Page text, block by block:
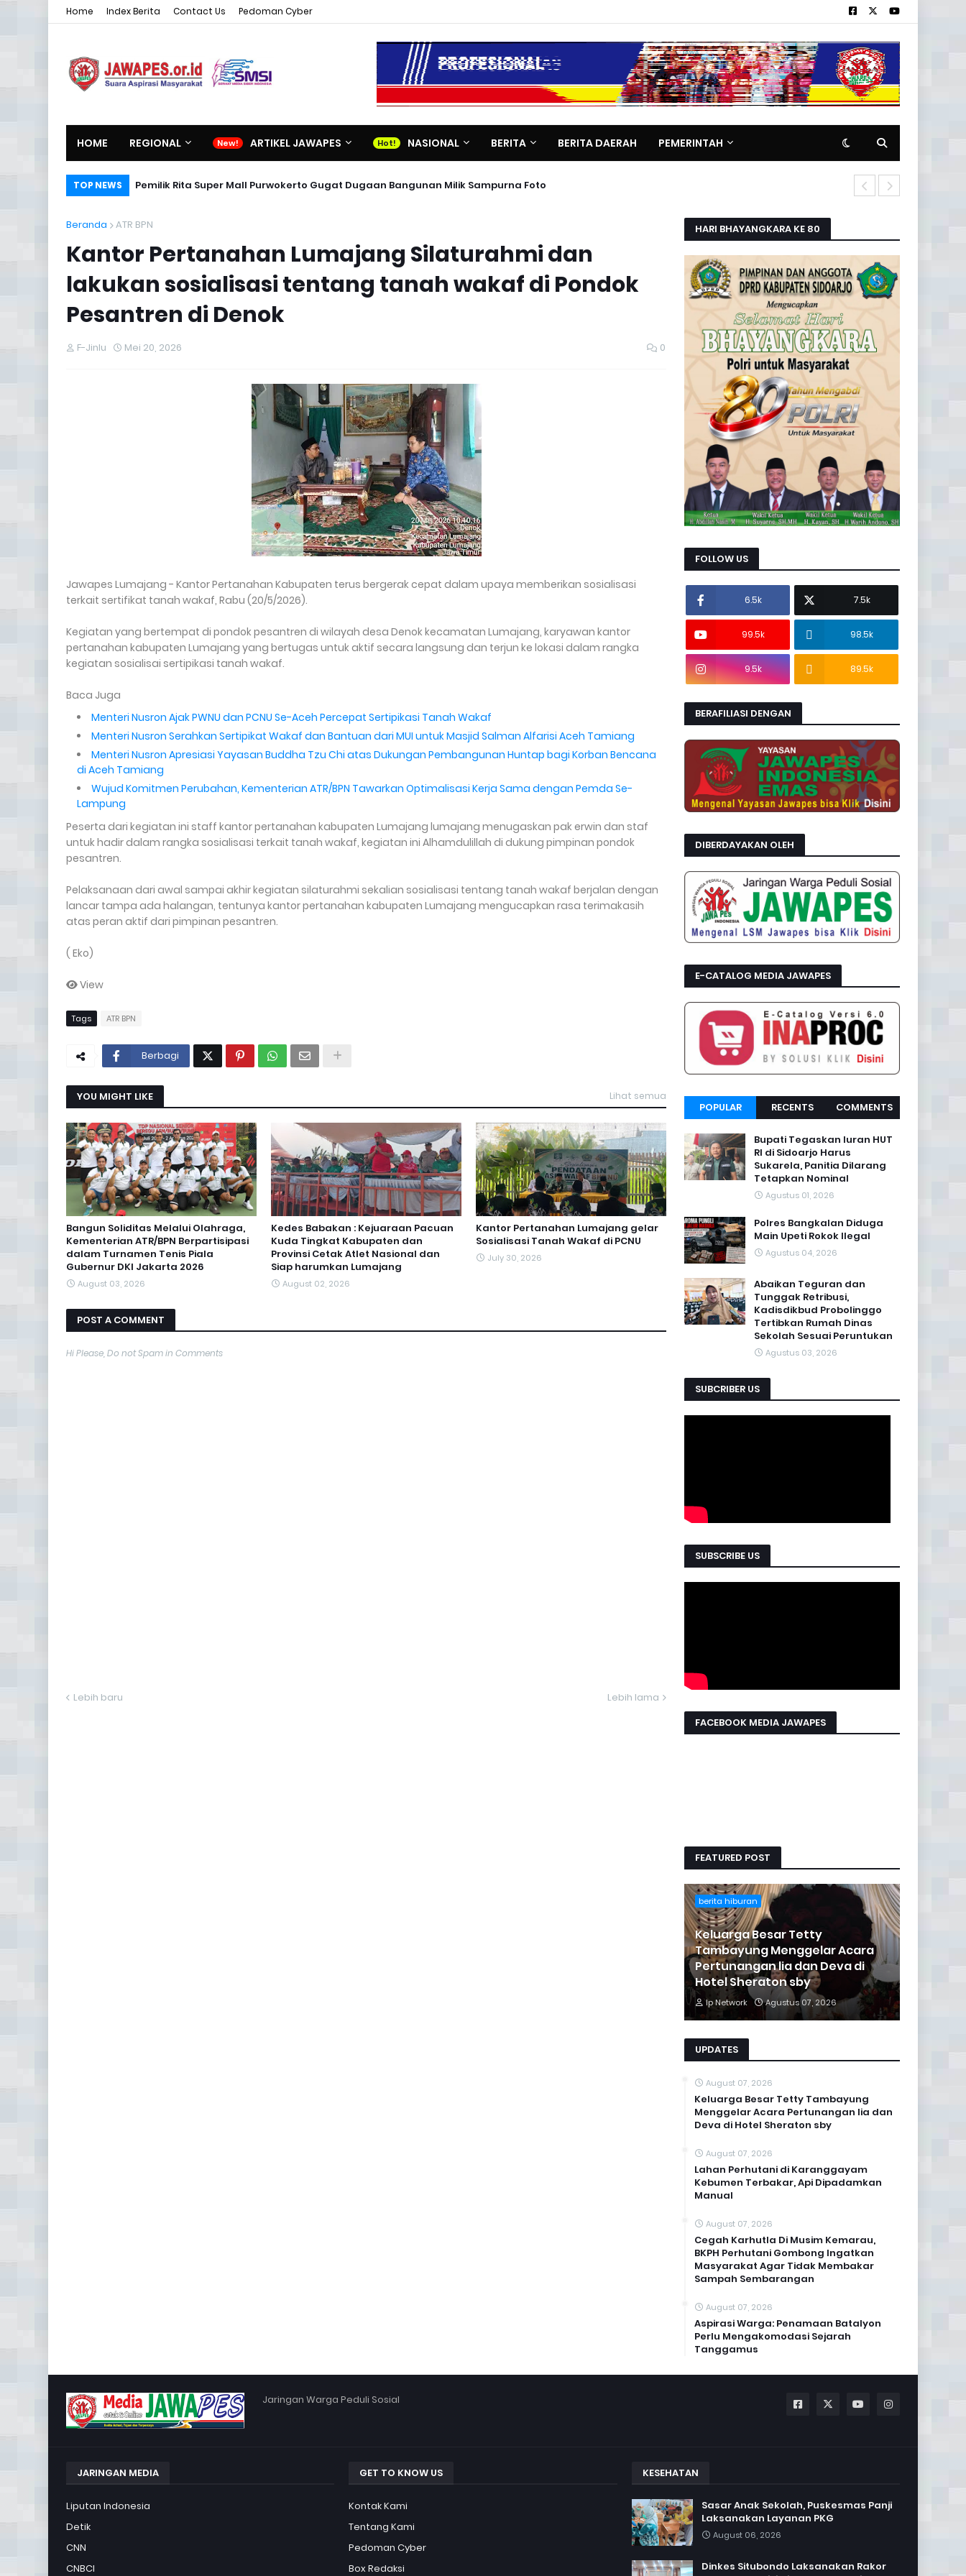
Home Index Berita Contact Us Pedoman Cyber
HOME REGIONAL ARTIKEL JAWAPES NASIONAL BERITA BERITA DAERAH PEMERINTAH
TOP NEWS Pemilik Rita Super Mall Purwokerto Gugat Dugaan Bangunan Milik Sampurna Foto
Beranda ATR BPN
Kantor Pertanahan Lumajang Silaturahmi dan
lakukan sosialisasi tentang tanah wakaf di Pondok
Pesantren di Denok
F-Jinlu Mei 20, 2026 0
Jawapes Lumajang - Kantor Pertanahan Kabupaten terus bergerak cepat dalam upaya memberikan sosialisasi
terkait sertifikat tanah wakaf, Rabu (20/5/2026).
Kegiatan yang bertempat di pondok pesantren di wilayah desa Denok kecamatan Lumajang, karyawan kantor
pertanahan kabupaten Lumajang yang bertugas untuk aktif secara langsung dan terjun ke lokasi dalam rangka
kegiatan sosialisai sertipikasi tanah wakaf.
Baca Juga
Menteri Nusron Ajak PWNU dan PCNU Se-Aceh Percepat Sertipikasi Tanah Wakaf
Menteri Nusron Serahkan Sertipikat Wakaf dan Bantuan dari MUI untuk Masjid Salman Alfarisi Aceh Tamiang
Menteri Nusron Apresiasi Yayasan Buddha Tzu Chi atas Dukungan Pembangunan Huntap bagi Korban Bencana
di Aceh Tamiang
Wujud Komitmen Perubahan, Kementerian ATR/BPN Tawarkan Optimalisasi Kerja Sama dengan Pemda Se-
Lampung
Peserta dari kegiatan ini staff kantor pertanahan kabupaten Lumajang lumajang menugaskan pak erwin dan staf
untuk hadir dalam rangka sosialisasi terkait tanah wakaf, kegiatan ini Alhamdulillah di dukung pimpinan pondok
pesantren.
Pelaksanaan dari awal sampai akhir kegiatan silaturahmi sekalian sosialisasi tentang tanah wakaf berjalan dengan
lancar tampa ada halangan, tentunya kantor pertanahan kabupaten Lumajang mengucapkan rasa terimakasih
atas peran aktif dari pimpinan pesantren.
( Eko)
View
Tags ATR BPN
Berbagi
YOU MIGHT LIKE Lihat semua
Bangun Soliditas Melalui Olahraga,
Kementerian ATR/BPN Berpartisipasi
dalam Turnamen Tenis Piala
Gubernur DKI Jakarta 2026
August 03, 2026
Kedes Babakan : Kejuaraan Pacuan
Kuda Tingkat Kabupaten dan
Provinsi Cetak Atlet Nasional dan
Siap harumkan Lumajang
August 02, 2026
Kantor Pertanahan Lumajang gelar
Sosialisasi Tanah Wakaf di PCNU
July 30, 2026
POST A COMMENT
Hi Please, Do not Spam in Comments
Lebih baru Lebih lama
HARI BHAYANGKARA KE 80
FOLLOW US
6.5k 7.5k
99.5k 98.5k
9.5k 89.5k
BERAFILIASI DENGAN
DIBERDAYAKAN OLEH
E-CATALOG MEDIA JAWAPES
POPULAR RECENTS COMMENTS
Bupati Tegaskan Iuran HUT
RI di Sidoarjo Harus
Sukarela, Panitia Dilarang
Tetapkan Nominal
Agustus 01, 2026
Polres Bangkalan Diduga
Main Upeti Rokok Ilegal
Agustus 04, 2026
Abaikan Teguran dan
Tunggak Retribusi,
Kadisdikbud Probolinggo
Tertibkan Rumah Dinas
Sekolah Sesuai Peruntukan
Agustus 03, 2026
SUBCRIBER US
SUBSCRIBE US
FACEBOOK MEDIA JAWAPES
FEATURED POST
berita hiburan
Keluarga Besar Tetty
Tambayung Menggelar Acara
Pertunangan lia dan Deva di
Hotel Sheraton sby
Ip Network Agustus 07, 2026
UPDATES
August 07, 2026
Keluarga Besar Tetty Tambayung
Menggelar Acara Pertunangan lia dan
Deva di Hotel Sheraton sby
August 07, 2026
Lahan Perhutani di Karanggayam
Kebumen Terbakar, Api Dipadamkan
Manual
August 07, 2026
Cegah Karhutla Di Musim Kemarau,
BKPH Perhutani Gombong Ingatkan
Masyarakat Agar Tidak Membakar
Sampah Sembarangan
August 07, 2026
Aspirasi Warga: Penamaan Batalyon
Perlu Mengakomodasi Sejarah
Tanggamus
Jaringan Warga Peduli Sosial
JARINGAN MEDIA
Liputan Indonesia
Detik
CNN
CNBCI
GET TO KNOW US
Kontak Kami
Tentang Kami
Pedoman Cyber
Box Redaksi
KESEHATAN
Sasar Anak Sekolah, Puskesmas Panji
Laksanakan Layanan PKG
August 06, 2026
Dinkes Situbondo Laksanakan Rakor